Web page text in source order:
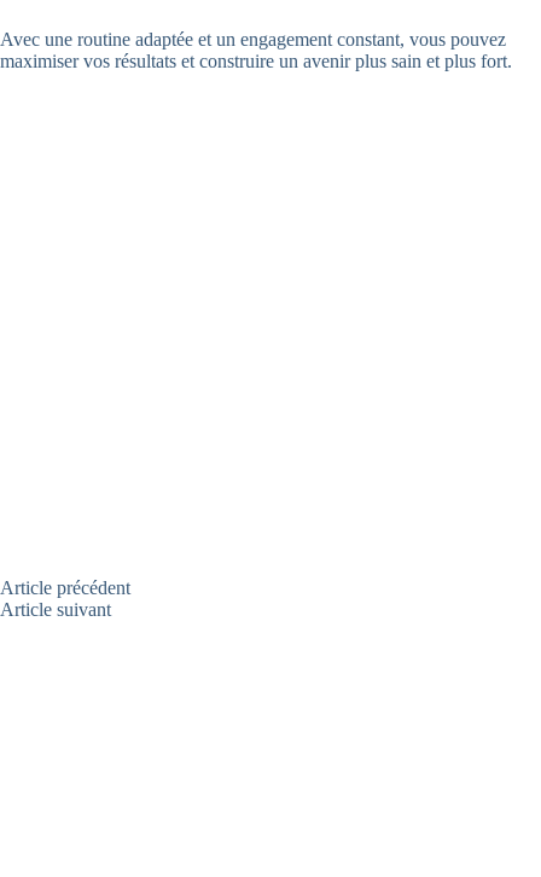
Avec une routine adaptée et un engagement constant, vous pouvez
maximiser vos résultats et construire un avenir plus sain et plus fort.
Article précédent
Article suivant